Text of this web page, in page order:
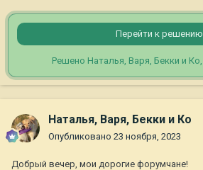
Перейти к решению
Решено Наталья, Варя, Бекки и Ко,
Наталья, Варя, Бекки и Ко
Опубликовано 23 ноября, 2023
Добрый вечер, мои дорогие форумчане!